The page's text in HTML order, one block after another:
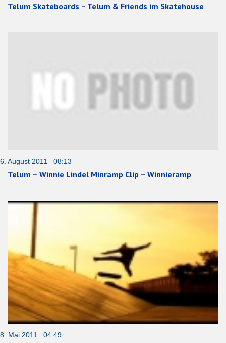
Telum Skateboards – Telum & Friends im Skatehouse
6. August 2011 08:13
Telum – Winnie Lindel Minramp Clip – Winnieramp
8. Mai 2011 04:49